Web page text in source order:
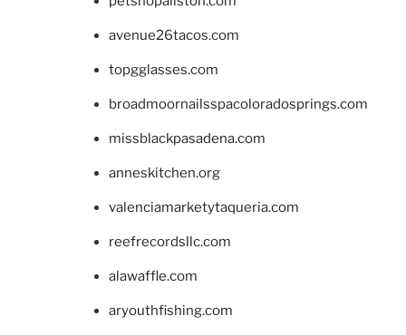
avenue26tacos.com
topgglasses.com
broadmoornailsspacoloradosprings.com
missblackpasadena.com
anneskitchen.org
valenciamarketytaqueria.com
reefrecordsllc.com
alawaffle.com
aryouthfishing.com